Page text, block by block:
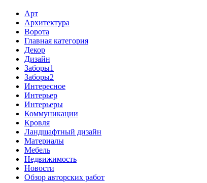
Арт
Архитектура
Ворота
Главная категория
Декор
Дизайн
Заборы1
Заборы2
Интересное
Интерьер
Интерьеры
Коммуникации
Кровля
Ландшафтный дизайн
Материалы
Мебель
Недвижимость
Новости
Обзор авторских работ